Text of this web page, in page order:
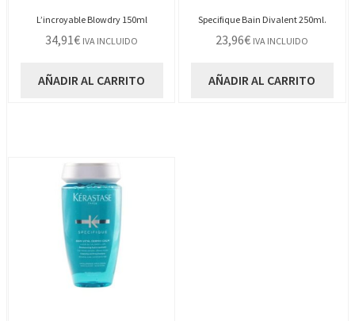
L’incroyable Blowdry 150ml
34,91€ IVA INCLUIDO
AÑADIR AL CARRITO
Specifique Bain Divalent 250ml.
23,96€ IVA INCLUIDO
AÑADIR AL CARRITO